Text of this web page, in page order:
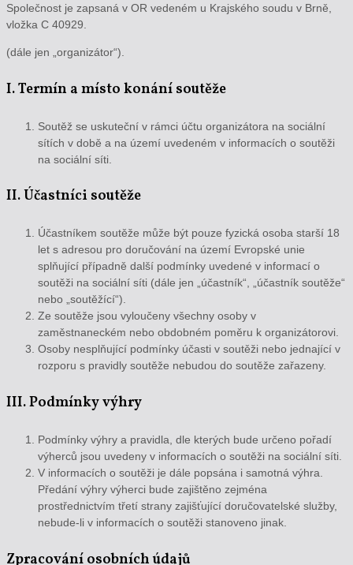
Společnost je zapsaná v OR vedeném u Krajského soudu v Brně,
vložka C 40929.
(dále jen „organizátor“).
I. Termín a místo konání soutěže
Soutěž se uskuteční v rámci účtu organizátora na sociální
sítích v době a na území uvedeném v informacích o soutěži
na sociální síti.
II. Účastníci soutěže
Účastníkem soutěže může být pouze fyzická osoba starší 18
let s adresou pro doručování na území Evropské unie
splňující případně další podmínky uvedené v informací o
soutěži na sociální síti (dále jen „účastník“, „účastník soutěže“
nebo „soutěžící“).
Ze soutěže jsou vyloučeny všechny osoby v
zaměstnaneckém nebo obdobném poměru k organizátorovi.
Osoby nesplňující podmínky účasti v soutěži nebo jednající v
rozporu s pravidly soutěže nebudou do soutěže zařazeny.
III. Podmínky výhry
Podmínky výhry a pravidla, dle kterých bude určeno pořadí
výherců jsou uvedeny v informacích o soutěži na sociální síti.
V informacích o soutěži je dále popsána i samotná výhra.
Předání výhry výherci bude zajištěno zejména
prostřednictvím třetí strany zajišťující doručovatelské služby,
nebude-li v informacích o soutěži stanoveno jinak.
Zpracování osobních údajů